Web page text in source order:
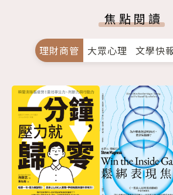
焦點閱讀
理財商管 大眾心理 文學快